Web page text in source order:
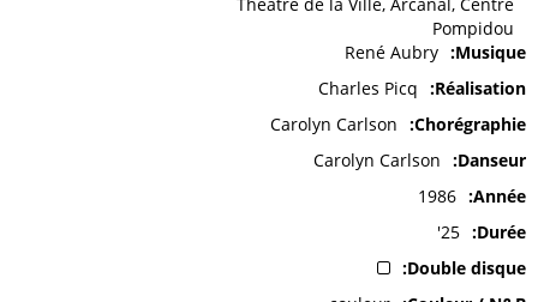
Pompidou
Musique
René Aubry
Réalisation
Charles Picq
Chorégraphie
Carolyn Carlson
Danseur
Carolyn Carlson
Année
1986
Durée
25'
Double disque